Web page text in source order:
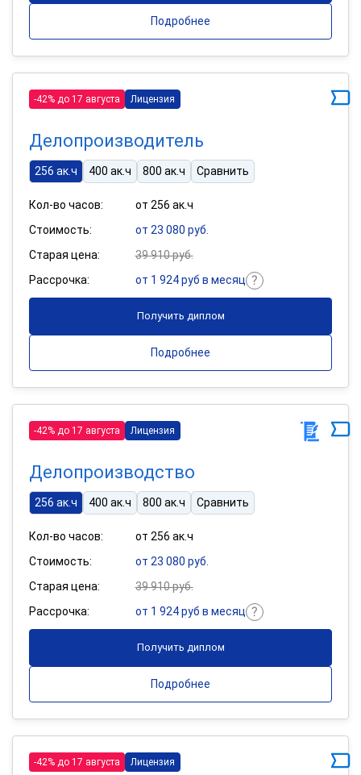
Подробнее
-42% до 17 августа Лицензия
Делопроизводитель
256 ак.ч 400 ак.ч 800 ак.ч Сравнить
Кол-во часов:
от 256 ак.ч
Стоимость:
от 23 080 руб.
Старая цена:
39 910 руб.
Рассрочка:
от 1 924 руб в месяц
Получить диплом
Подробнее
-42% до 17 августа Лицензия
Делопроизводство
256 ак.ч 400 ак.ч 800 ак.ч Сравнить
Кол-во часов:
от 256 ак.ч
Стоимость:
от 23 080 руб.
Старая цена:
39 910 руб.
Рассрочка:
от 1 924 руб в месяц
Получить диплом
Подробнее
-42% до 17 августа Лицензия